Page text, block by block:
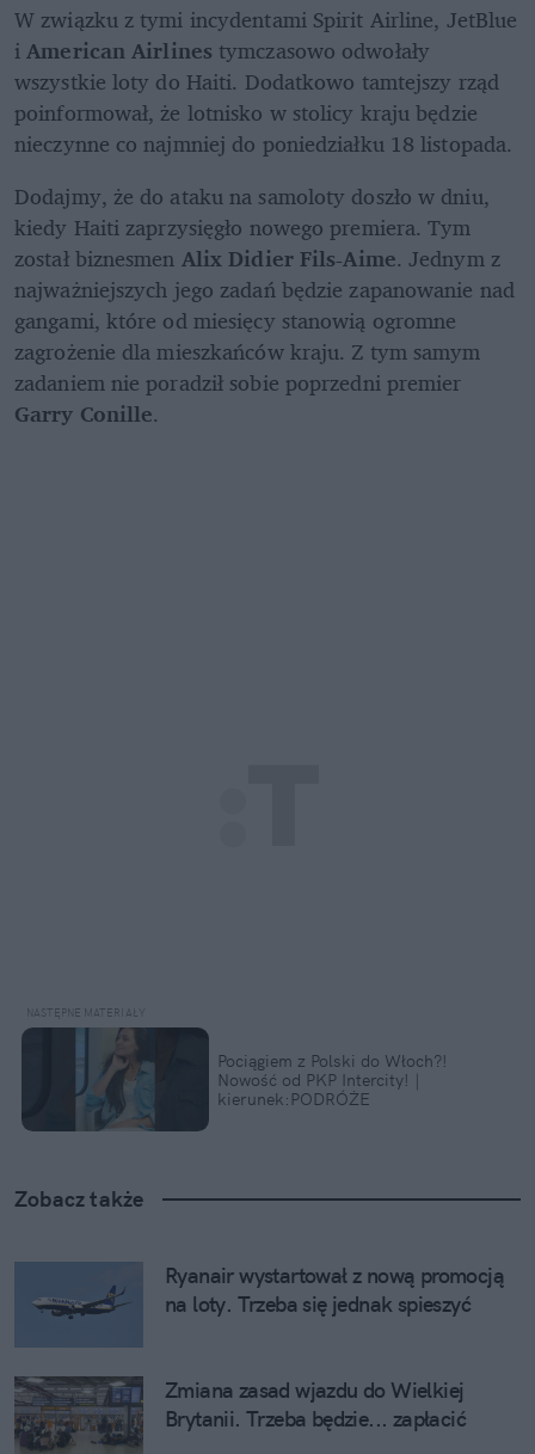
W związku z tymi incydentami Spirit Airline, JetBlue
i American Airlines tymczasowo odwołały
wszystkie loty do Haiti. Dodatkowo tamtejszy rząd
poinformował, że lotnisko w stolicy kraju będzie
nieczynne co najmniej do poniedziałku 18 listopada.
Dodajmy, że do ataku na samoloty doszło w dniu,
kiedy Haiti zaprzysięgło nowego premiera. Tym
został biznesmen Alix Didier Fils-Aime. Jednym z
najważniejszych jego zadań będzie zapanowanie nad
gangami, które od miesięcy stanowią ogromne
zagrożenie dla mieszkańców kraju. Z tym samym
Garry Conille.
Pociągiem z Polski do Włoch?!
Nowość od PKP Intercity! |
kierunek:PODRÓŻE
Zobacz także
Ryanair wystartował z nową promocją
na loty. Trzeba się jednak spieszyć
Zmiana zasad wjazdu do Wielkiej
Brytanii. Trzeba będzie... zapłacić